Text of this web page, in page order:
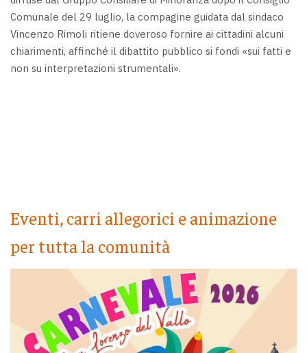
Comunale del 29 luglio, la compagine guidata dal sindaco
Vincenzo Rimoli ritiene doveroso fornire ai cittadini alcuni
chiarimenti, affinché il dibattito pubblico si fondi «sui fatti e
non su interpretazioni strumentali».
Eventi, carri allegorici e animazione
per tutta la comunità